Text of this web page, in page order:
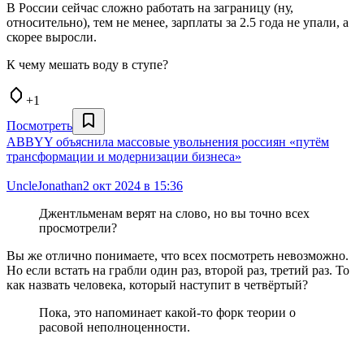
В России сейчас сложно работать на заграницу (ну,
относительно), тем не менее, зарплаты за 2.5 года не упали, а
скорее выросли.
К чему мешать воду в ступе?
+1
Посмотреть
ABBYY объяснила массовые увольнения россиян «путём
трансформации и модернизации бизнеса»
UncleJonathan2 окт 2024 в 15:36
Джентльменам верят на слово, но вы точно всех
просмотрели?
Вы же отлично понимаете, что всех посмотреть невозможно.
Но если встать на грабли один раз, второй раз, третий раз. То
как назвать человека, который наступит в четвёртый?
Пока, это напоминает какой-то форк теории о
расовой неполноценности.